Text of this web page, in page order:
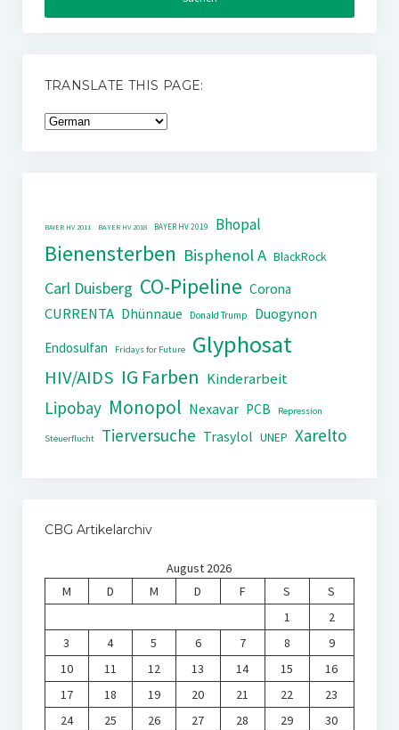
TRANSLATE THIS PAGE:
BAYER HV 2011 BAYER HV 2018 BAYER HV 2019 Bhopal
Bienensterben Bisphenol A BlackRock
Carl Duisberg CO-Pipeline Corona
CURRENTA Dhünnaue Donald Trump
Duogynon
Endosulfan
Fridays for Future Glyphosat
HIV/AIDS IG Farben Kinderarbeit
Lipobay Monopol Nexavar PCB Repression
Steuerflucht Tierversuche Trasylol UNEP Xarelto
CBG Artikelarchiv
August 2026
M
D M D F S
S
1
2
3
4 5 6 7 8
9
10
11 12 13 14 15
16
17
18 19 20 21 22
23
24
25 26 27 28 29
30